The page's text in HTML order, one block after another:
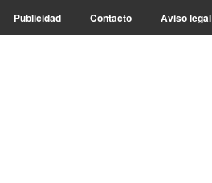
Publicidad Contacto Aviso legal